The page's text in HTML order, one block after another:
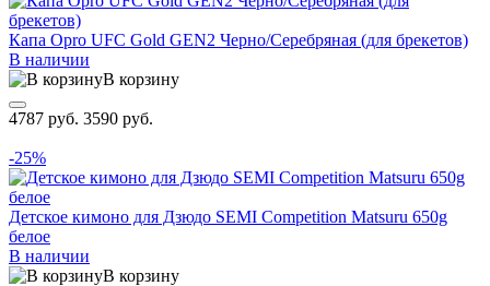
Капа Opro UFC Gold GEN2 Черно/Серебряная (для брекетов)
В наличии
В корзину
4787 руб. 3590 руб.
-25%
Детское кимоно для Дзюдо SEMI Competition Matsuru 650g
белое
В наличии
В корзину